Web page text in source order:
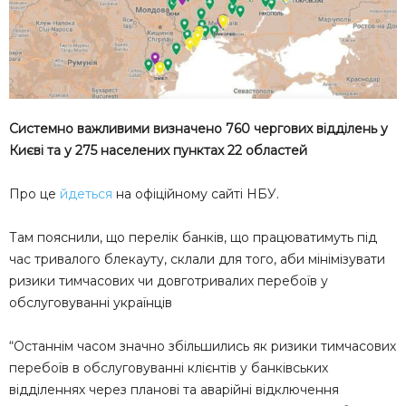
Системно важливими визначено 760 чергових відділень у
Києві та у 275 населених пунктах 22 областей
Про це йдеться на офіційному сайті НБУ.
Там пояснили, що перелік банків, що працюватимуть під
час тривалого блекауту, склали для того, аби мінімізувати
ризики тимчасових чи довготривалих перебоїв у
обслуговуванні українців
“Останнім часом значно збільшились як ризики тимчасових
перебоїв в обслуговуванні клієнтів у банківських
відділеннях через планові та аварійні відключення